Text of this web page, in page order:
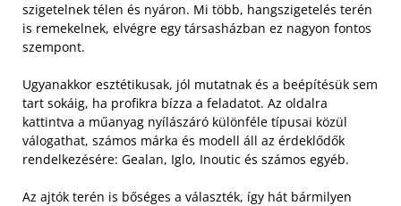
szigetelnek télen és nyáron. Mi több, hangszigetelés terén
is remekelnek, elvégre egy társasházban ez nagyon fontos
szempont.
Ugyanakkor esztétikusak, jól mutatnak és a beépítésük sem
tart sokáig, ha profikra bízza a feladatot. Az oldalra
kattintva a műanyag nyílászáró különféle típusai közül
válogathat, számos márka és modell áll az érdeklődők
rendelkezésére: Gealan, Iglo, Inoutic és számos egyéb.
Az ajtók terén is bőséges a választék, így hát bármilyen